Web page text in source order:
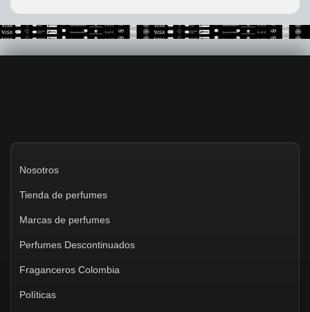
Nosotros
Tienda de perfumes
Marcas de perfumes
Perfumes Descontinuados
Fraganceros Colombia
Políticas